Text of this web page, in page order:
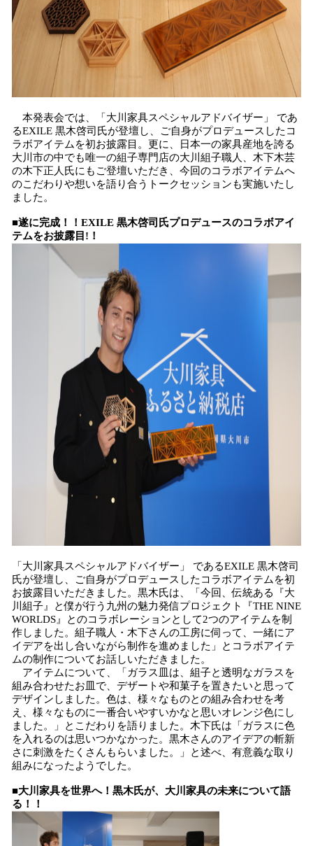
本発表会では、「大川家具スペシャルアドバイザー」 であ
るEXILE 黒木啓司氏が登壇し、ご自身がプロデュースしたコ
ラボアイテムを初お披露目。更に、日本一の家具産地を誇る
大川市の中でも唯一の組子専門店の大川組子職人、木下木芸
の木下正人氏にもご登壇いただき、今回のコラボアイテムへ
のこだわりや想いを語り合うトークセッションも実施いたし
ました。
■遂に完成！！EXILE 黒木啓司氏プロデュースのコラボアイ
テムをお披露目!！
「大川家具スペシャルアドバイザー」 であるEXILE 黒木啓司
氏が登壇し、ご自身がプロデュースしたコラボアイテムを初
お披露目いただきました。黒木氏は、「今回、伝統ある『大
川組子』と僕が行う九州の魅力発信プロジェクト『THE NINE
WORLDS』とのコラボレーションとして2つのアイテムを制
作しました。組子職人・木下さんの工房に伺って、一緒にア
イデアを出し合いながら制作を進めました」とコラボアイテ
ムの制作についてお話しいただきました。
アイテムについて、「ガラス皿は、組子と透明なガラスを
組み合わせたお皿で、デザートや和菓子を置きたいと思って
デザインしました。色は、様々なものとの組み合わせを考
え、様々なものに一番合いやすいかなと思いオレンジ色にし
ました。」とこだわりを語りました。木下氏は「ガラスに色
を入れるのは思いつかなかった。黒木さんのアイデアの斬新
さに刺激をたくさんもらいました。」と述べ、有意義な取り
組みになったようでした。
■大川家具を世界へ！黒木氏が、大川家具の未来について語
る！！